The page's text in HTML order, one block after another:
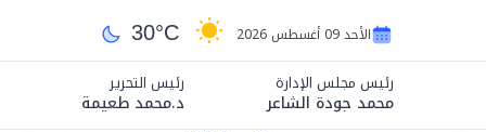
الأحد 09 أغسطس 2026 30°C
رئيس مجلس الإدارة
محمد جودة الشاعر
رئيس التحرير
د.محمد طعيمة